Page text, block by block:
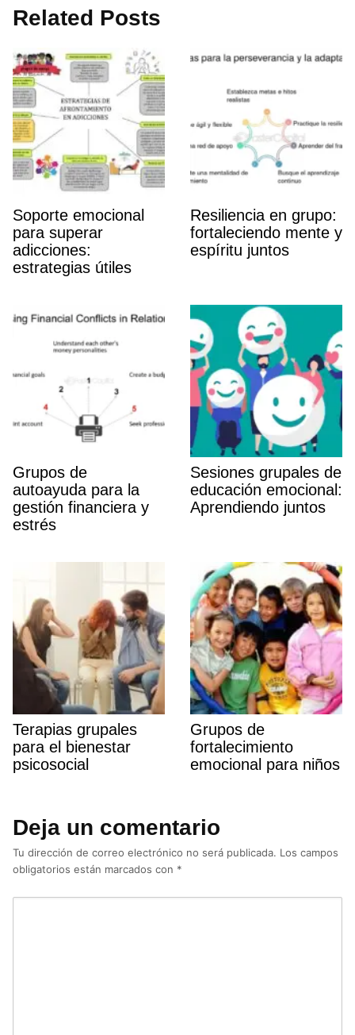
Related Posts
Soporte emocional
para superar
adicciones:
estrategias útiles
Resiliencia en grupo:
fortaleciendo mente y
espí­ritu juntos
Grupos de
autoayuda para la
gestión financiera y
estrés
Sesiones grupales de
educación emocional:
Aprendiendo juntos
Terapias grupales
para el bienestar
psicosocial
Grupos de
fortalecimiento
emocional para niños
Deja un comentario
Tu dirección de correo electrónico no será publicada. Los campos
obligatorios están marcados con *